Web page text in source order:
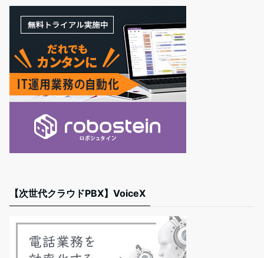
【次世代クラウドPBX】VoiceX